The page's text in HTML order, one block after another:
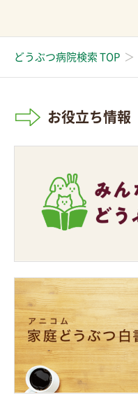
どうぶつ病院検索 TOP
お役立ち情報